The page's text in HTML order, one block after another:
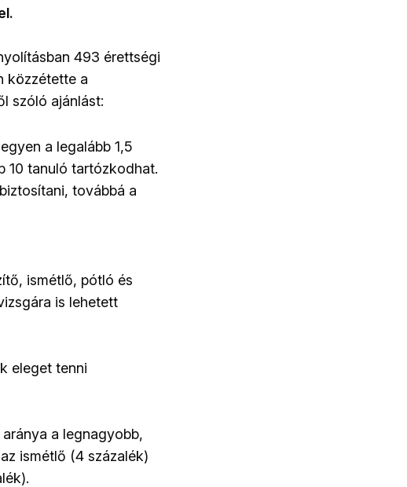
493 érettségi
közzétette a
szóló ajánlást:
a legalább 1,5
10 tanuló tartózkodhat.
továbbá a
ismétlő, pótló és
is lehetett
eleget tenni
a legnagyobb,
ismétlő (4 százalék)